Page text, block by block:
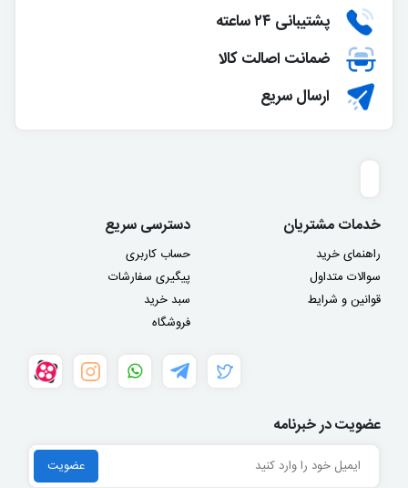
پشتیبانی ۲۴ ساعته
ضمانت اصالت کالا
ارسال سریع
خدمات مشتریان
راهنمای خرید
سوالات متداول
قوانین و شرایط
دسترسی سریع
حساب کاربری
پیگیری سفارشات
سبد خرید
فروشگاه
عضویت در خبرنامه